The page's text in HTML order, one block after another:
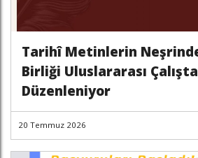
Tarihî Metinlerin
Birliği Uluslararası
Düzenleniyor
20 Temmuz 2026